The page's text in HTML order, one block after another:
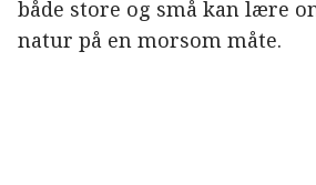
både store og små kan lære
natur på en morsom måte.